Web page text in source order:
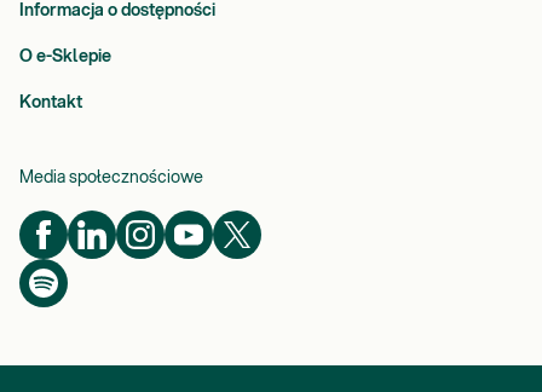
Informacja o dostępności
O e-Sklepie
Kontakt
Media społecznościowe